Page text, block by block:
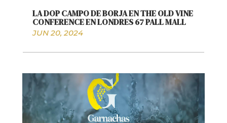
LA DOP CAMPO DE BORJA EN THE OLD VINE
CONFERENCE EN LONDRES 67 PALL MALL
JUN 20, 2024